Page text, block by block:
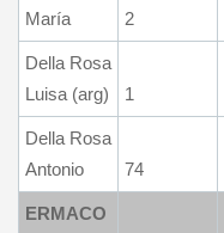
María
2
Della Rosa
Luisa (arg)
1
Della Rosa
Antonio
74
ERMACO